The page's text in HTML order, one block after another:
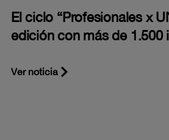
El ciclo “Profesionales x
edición con más de 1.500
Ver noticia